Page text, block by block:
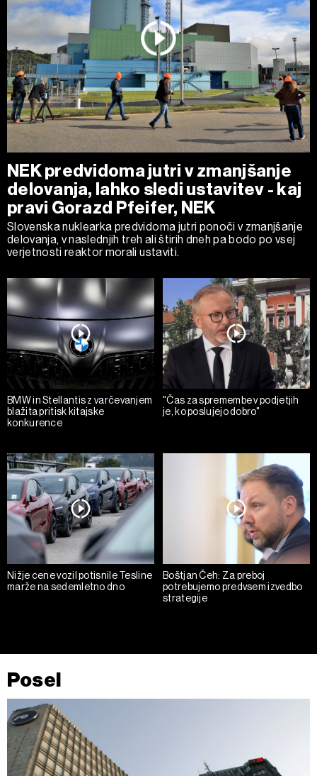
NEK predvidoma jutri v zmanjšanje
delovanja, lahko sledi ustavitev - kaj
pravi Gorazd Pfeifer, NEK
Slovenska nuklearka predvidoma jutri ponoči v zmanjšanje
delovanja, v naslednjih treh ali štirih dneh pa bodo po vsej
verjetnosti reaktor morali ustaviti.
BMW in Stellantis z varčevanjem
blažita pritisk kitajske
konkurence
"Čas za spremembe v podjetjih
je, ko poslujejo dobro"
Nižje cene vozil potisnile Tesline
marže na sedemletno dno
Boštjan Čeh: Za preboj
potrebujemo predvsem izvedbo
strategije
Posel